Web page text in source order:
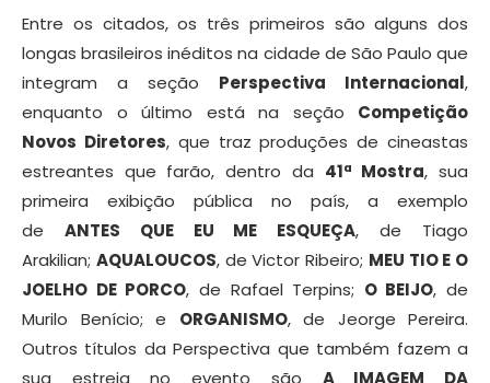
Entre os citados, os três primeiros são alguns dos
longas brasileiros inéditos na cidade de São Paulo que
integram a seção Perspectiva Internacional,
enquanto o último está na seção Competição
Novos Diretores, que traz produções de cineastas
estreantes que farão, dentro da 41ª Mostra, sua
primeira exibição pública no país, a exemplo
de ANTES QUE EU ME ESQUEÇA, de Tiago
Arakilian; AQUALOUCOS, de Victor Ribeiro; MEU TIO E O
JOELHO DE PORCO, de Rafael Terpins; O BEIJO, de
Murilo Benício; e ORGANISMO, de Jeorge Pereira.
Outros títulos da Perspectiva que também fazem a
sua estreia no evento são A IMAGEM DA